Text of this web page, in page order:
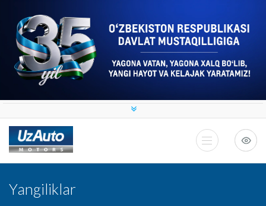
Yangiliklar